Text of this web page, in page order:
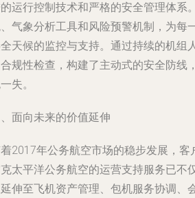
运行控制技术和严格的安全管理体系
气象分析工具和风险预警机制，为每
天候的监控与支持。通过持续的机组
规性检查，构建了主动式的安全防线
失。
面向未来的价值延伸
2017年公务航空市场的稳步发展，
太平洋公务航空的运营支持服务已不
伸至飞机资产管理、包机服务协调、